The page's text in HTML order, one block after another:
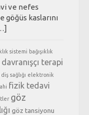
ve nefes
göğüs kaslarını
sistemi bağışıklık
terapi
diş sağlığı elektronik
fizik tedavi
göz
göz tansiyonu